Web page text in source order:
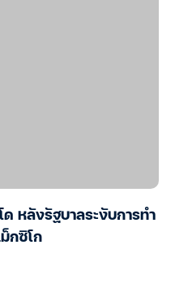
ด หลังรัฐบาลระงับการทำ
กซิโก